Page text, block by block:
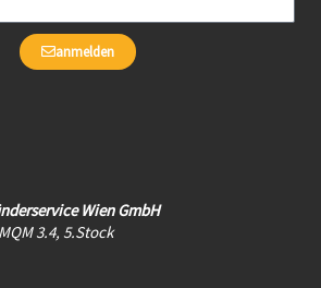
anmelden
Wien GmbH
3.4, 5.Stock